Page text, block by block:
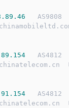
.89 .46
AS9808
.154
AS4812
.154
AS4812